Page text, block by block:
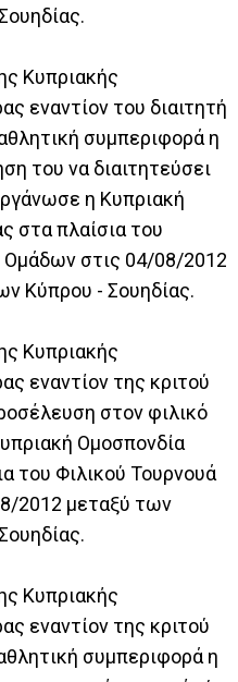
Κυπριακής
εναντίον του διαιτητή
συμπεριφορά η
του να διαιτητεύσει
η Κυπριακή
στα πλαίσια του
Ομάδων στις 04/08/2012
Κύπρου - Σουηδίας.
Κυπριακής
εναντίον της κριτού
στον φιλικό
Ομοσπονδία
του Φιλικού Τουρνουά
2012 μεταξύ των
Κυπριακής
εναντίον της κριτού
συμπεριφορά η